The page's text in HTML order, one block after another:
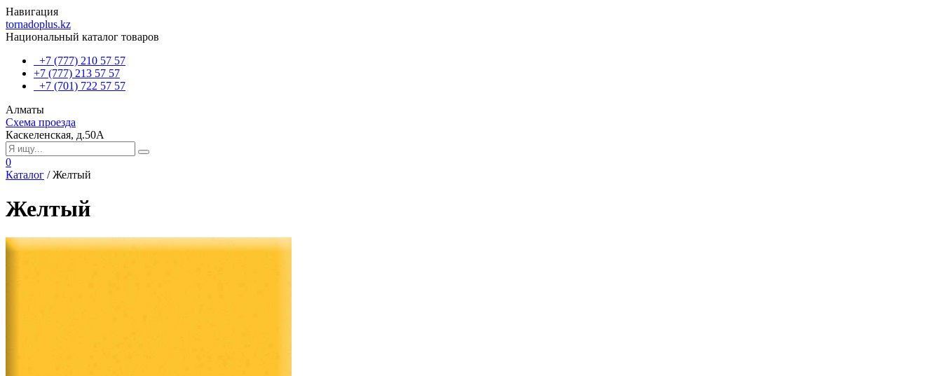
Навигация
tornadoplus.kz
Национальный каталог товаров
+7 (777) 210 57 57
+7 (777) 213 57 57
+7 (701) 722 57 57
Алматы
Схема проезда
Каскеленская, д.50А
0
Каталог /Желтый
Желтый